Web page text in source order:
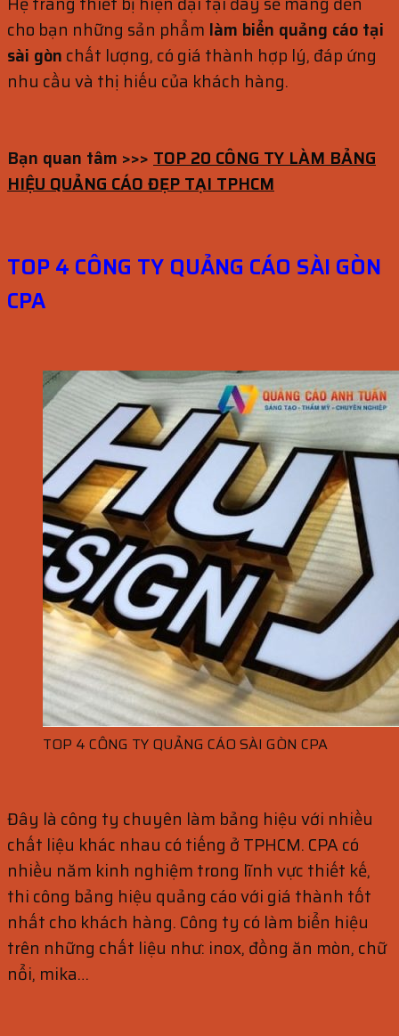
cho bạn những sản phẩm làm biển quảng cáo tại
sài gòn chất lượng, có giá thành hợp lý, đáp ứng
nhu cầu và thị hiếu của khách hàng.
Bạn quan tâm >>> TOP 20 CÔNG TY LÀM BẢNG
HIỆU QUẢNG CÁO ĐẸP TẠI TPHCM
TOP 4 CÔNG TY QUẢNG CÁO SÀI GÒN
CPA
TOP 4 CÔNG TY QUẢNG CÁO SÀI GÒN CPA
Đây là công ty chuyên làm bảng hiệu với nhiều
chất liệu khác nhau có tiếng ở TPHCM. CPA có
nhiều năm kinh nghiệm trong lĩnh vực thiết kế,
thi công bảng hiệu quảng cáo với giá thành tốt
nhất cho khách hàng. Công ty có làm biển hiệu
trên những chất liệu như: inox, đồng ăn mòn, chữ
nổi, mika…